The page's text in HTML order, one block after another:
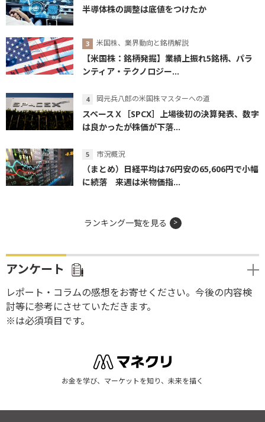
半導体株の調整は底値をつけたか
米国株、業界動向と銘柄解説
【米国株：銘柄発掘】業績上振れ5銘柄、パラ
ンティア・テクノロジー...
岡元兵八郎の米国株マスターへの道
スペースＸ［SPCX］上場後初の決算発表、数字
は良かったが株価が下落...
市況概況
（まとめ）日経平均は76円安の65,606円で小幅
に続落 来週は米物価指...
ランキング一覧を見る
アンケート
レポート・コラムの感想をお寄せください。今後の内容検
討等に参考にさせていただきます。
※は必須項目です。
お金を学び、マーケットを知り、未来を描く